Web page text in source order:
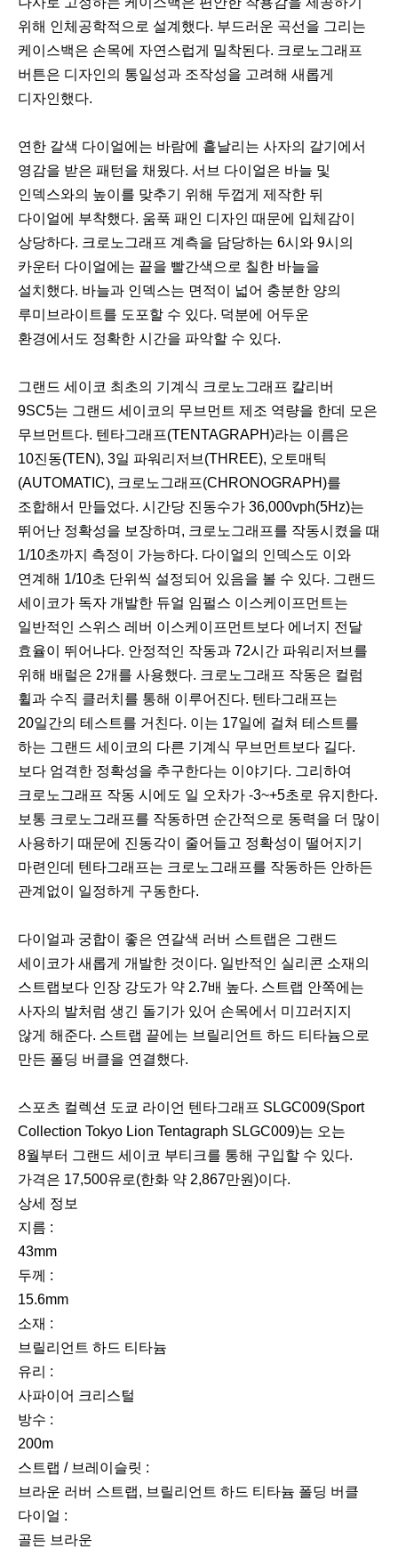
위해 인체공학적으로 설계했다. 부드러운 곡선을 그리는
케이스백은 손목에 자연스럽게 밀착된다. 크로노그래프
버튼은 디자인의 통일성과 조작성을 고려해 새롭게
디자인했다.
연한 갈색 다이얼에는 바람에 흩날리는 사자의 갈기에서
영감을 받은 패턴을 채웠다. 서브 다이얼은 바늘 및
인덱스와의 높이를 맞추기 위해 두껍게 제작한 뒤
다이얼에 부착했다. 움푹 패인 디자인 때문에 입체감이
상당하다. 크로노그래프 계측을 담당하는 6시와 9시의
카운터 다이얼에는 끝을 빨간색으로 칠한 바늘을
설치했다. 바늘과 인덱스는 면적이 넓어 충분한 양의
루미브라이트를 도포할 수 있다. 덕분에 어두운
환경에서도 정확한 시간을 파악할 수 있다.
그랜드 세이코 최초의 기계식 크로노그래프 칼리버
9SC5는 그랜드 세이코의 무브먼트 제조 역량을 한데 모은
무브먼트다. 텐타그래프(TENTAGRAPH)라는 이름은
10진동(TEN), 3일 파워리저브(THREE), 오토매틱
(AUTOMATIC), 크로노그래프(CHRONOGRAPH)를
조합해서 만들었다. 시간당 진동수가 36,000vph(5Hz)는
뛰어난 정확성을 보장하며, 크로노그래프를 작동시켰을 때
1/10초까지 측정이 가능하다. 다이얼의 인덱스도 이와
연계해 1/10초 단위씩 설정되어 있음을 볼 수 있다. 그랜드
세이코가 독자 개발한 듀얼 임펄스 이스케이프먼트는
일반적인 스위스 레버 이스케이프먼트보다 에너지 전달
효율이 뛰어나다. 안정적인 작동과 72시간 파워리저브를
위해 배럴은 2개를 사용했다. 크로노그래프 작동은 컬럼
휠과 수직 클러치를 통해 이루어진다. 텐타그래프는
20일간의 테스트를 거친다. 이는 17일에 걸쳐 테스트를
하는 그랜드 세이코의 다른 기계식 무브먼트보다 길다.
보다 엄격한 정확성을 추구한다는 이야기다. 그리하여
크로노그래프 작동 시에도 일 오차가 -3~+5초로 유지한다.
보통 크로노그래프를 작동하면 순간적으로 동력을 더 많이
사용하기 때문에 진동각이 줄어들고 정확성이 떨어지기
마련인데 텐타그래프는 크로노그래프를 작동하든 안하든
관계없이 일정하게 구동한다.
다이얼과 궁합이 좋은 연갈색 러버 스트랩은 그랜드
세이코가 새롭게 개발한 것이다. 일반적인 실리콘 소재의
스트랩보다 인장 강도가 약 2.7배 높다. 스트랩 안쪽에는
사자의 발처럼 생긴 돌기가 있어 손목에서 미끄러지지
않게 해준다. 스트랩 끝에는 브릴리언트 하드 티타늄으로
만든 폴딩 버클을 연결했다.
스포츠 컬렉션 도쿄 라이언 텐타그래프 SLGC009(Sport
Collection Tokyo Lion Tentagraph SLGC009)는 오는
8월부터 그랜드 세이코 부티크를 통해 구입할 수 있다.
가격은 17,500유로(한화 약 2,867만원)이다.
상세 정보
지름 :
43mm
두께 :
15.6mm
소재 :
브릴리언트 하드 티타늄
유리 :
사파이어 크리스털
방수 :
200m
스트랩 / 브레이슬릿 :
브라운 러버 스트랩, 브릴리언트 하드 티타늄 폴딩 버클
다이얼 :
골든 브라운